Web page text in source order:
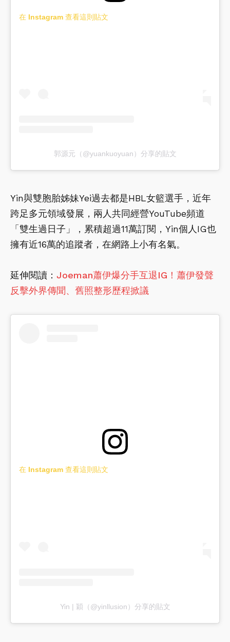
在 Instagram 查看這則貼文
郭源元（@yuankuoyuan）分享的貼文
Yin與雙胞胎姊妹Yei過去都是HBL女籃選手，近年
跨足多元領域發展，兩人共同經營YouTube頻道
「雙生過日子」，累積超過11萬訂閱，Yin個人IG也
擁有近16萬的追蹤者，在網路上小有名氣。
延伸閱讀： Joeman蕭伊爆分手互退IG！蕭伊發聲
反擊外界傳聞、舊照整形歷程掀議
在 Instagram 查看這則貼文
Yin | 穎（@yinllusion）分享的貼文